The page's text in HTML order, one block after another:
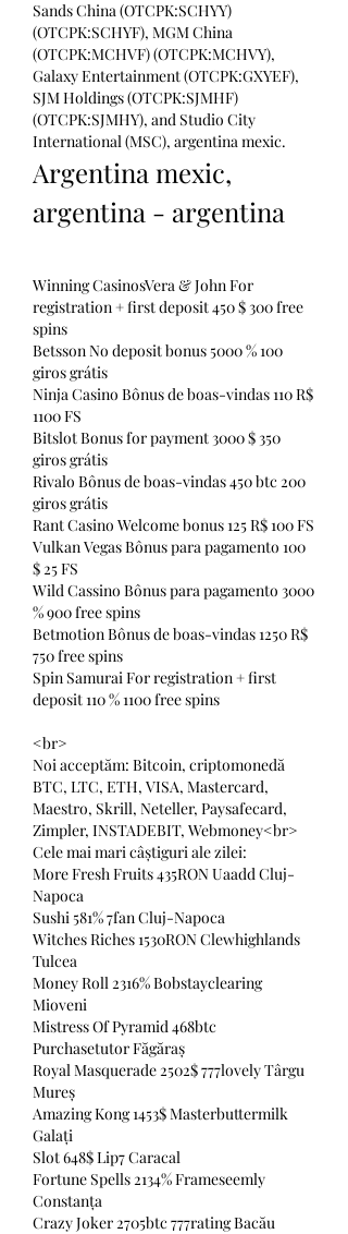
Sands China (OTCPK:SCHYY)
(OTCPK:SCHYF), MGM China
(OTCPK:MCHVF) (OTCPK:MCHVY),
Galaxy Entertainment (OTCPK:GXYEF),
SJM Holdings (OTCPK:SJMHF)
(OTCPK:SJMHY), and Studio City
International (MSC), argentina mexic.
Argentina mexic,
argentina - argentina
Winning CasinosVera & John For
registration + first deposit 450 $ 300 free
spins
Betsson No deposit bonus 5000 % 100
giros grátis
Ninja Casino Bônus de boas-vindas 110 R$
1100 FS
Bitslot Bonus for payment 3000 $ 350
giros grátis
Rivalo Bônus de boas-vindas 450 btc 200
giros grátis
Rant Casino Welcome bonus 125 R$ 100 FS
Vulkan Vegas Bônus para pagamento 100
$ 25 FS
Wild Cassino Bônus para pagamento 3000
% 900 free spins
Betmotion Bônus de boas-vindas 1250 R$
750 free spins
Spin Samurai For registration + first
deposit 110 % 1100 free spins
<br>
Noi acceptăm: Bitcoin, criptomonedă
BTC, LTC, ETH, VISA, Mastercard,
Maestro, Skrill, Neteller, Paysafecard,
Zimpler, INSTADEBIT, Webmoney<br>
Cele mai mari câștiguri ale zilei:
More Fresh Fruits 435RON Uaadd Cluj-
Napoca
Sushi 581% 7fan Cluj-Napoca
Witches Riches 1530RON Clewhighlands
Tulcea
Money Roll 2316% Bobstayclearing
Mioveni
Mistress Of Pyramid 468btc
Purchasetutor Făgăraș
Royal Masquerade 2502$ 777lovely Târgu
Mureș
Amazing Kong 1453$ Masterbuttermilk
Galați
Slot 648$ Lip7 Caracal
Fortune Spells 2134% Frameseemly
Constanța
Crazy Joker 2705btc 777rating Bacău